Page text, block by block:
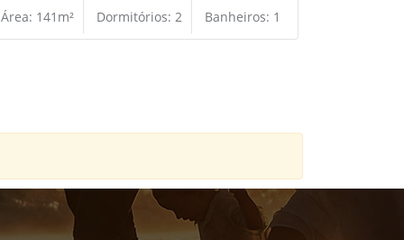
Área: 141m² Dormitórios: 2 Banheiros: 1